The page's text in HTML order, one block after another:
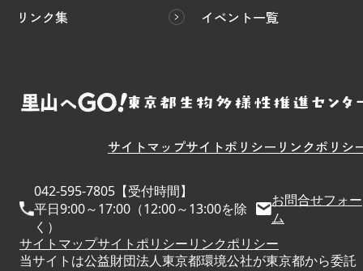
リンク集 イベント一覧
サイトマップサイトポリシー リンクポリシ
042-595-7805【受付時間】
平日9:00～17:00（12:00～13:00を除
く）
お問合せフォー
ム
サイトマップサイトポリシーリンクポリシー
当サイトは公益財団法人東京都環境公社が東京都から委託